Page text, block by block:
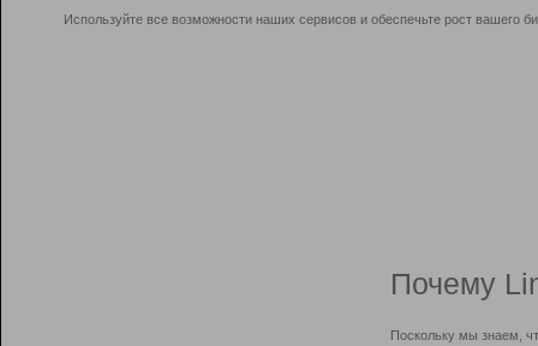
Используйте все возможности наших сервисов и обеспечьте рост вашего
Почему
Поскольку мы знаем,